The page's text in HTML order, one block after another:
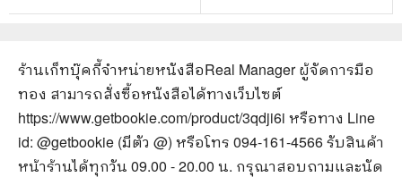
ร้านเก็ทบุ๊คกี้จำหน่ายหนังสือReal Manager ผู้จัดการมือ
ทอง สามารถสั่งซื้อหนังสือได้ทางเว็บไซต์
https://www.getbookie.com/product/3qdji6i หรือทาง Line
id: @getbookie (มีตัว @) หรือโทร 094-161-4566 รับสินค้า
หน้าร้านได้ทุกวัน 09.00 - 20.00 น. กรุณาสอบถามและนัด